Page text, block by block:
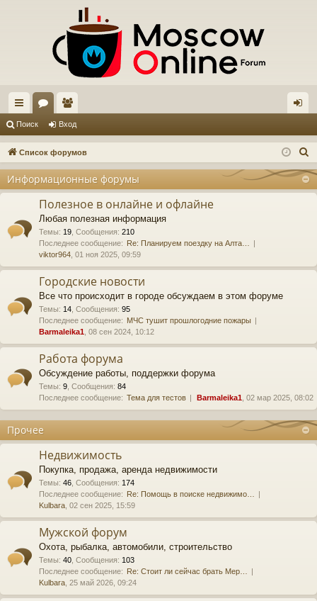
с
ы
и
ум
ол
ьз
ат
ел
и
д
Поиск Вход
Список форумов
Информационные форумы
Полезное в онлайне и офлайне
Любая полезная информация
Темы: 19 Сообщения: 210
Последнее сообщение: Re: Планируем поездку на Алта…
viktor964 , 01 ноя 2025, 09:59
Городские новости
Все что происходит в городе обсуждаем в этом форуме
Темы: 14 Сообщения: 95
Последнее сообщение: МЧС тушит прошлогодние пожары
Barmaleika1 , 08 сен 2024, 10:12
Работа форума
Обсуждение работы, поддержки форума
Темы: 9 Сообщения: 84
Последнее сообщение: Тема для тестов Barmaleika1 , 02 мар 2025, 08:02
Прочее
Недвижимость
Покупка, продажа, аренда недвижимости
Темы: 46 Сообщения: 174
Последнее сообщение: Re: Помощь в поиске недвижимо…
Kulbara , 02 сен 2025, 15:59
Мужской форум
Охота, рыбалка, автомобили, строительство
Темы: 40 Сообщения: 103
Последнее сообщение: Re: Стоит ли сейчас брать Мер…
Kulbara , 25 май 2026, 09:24